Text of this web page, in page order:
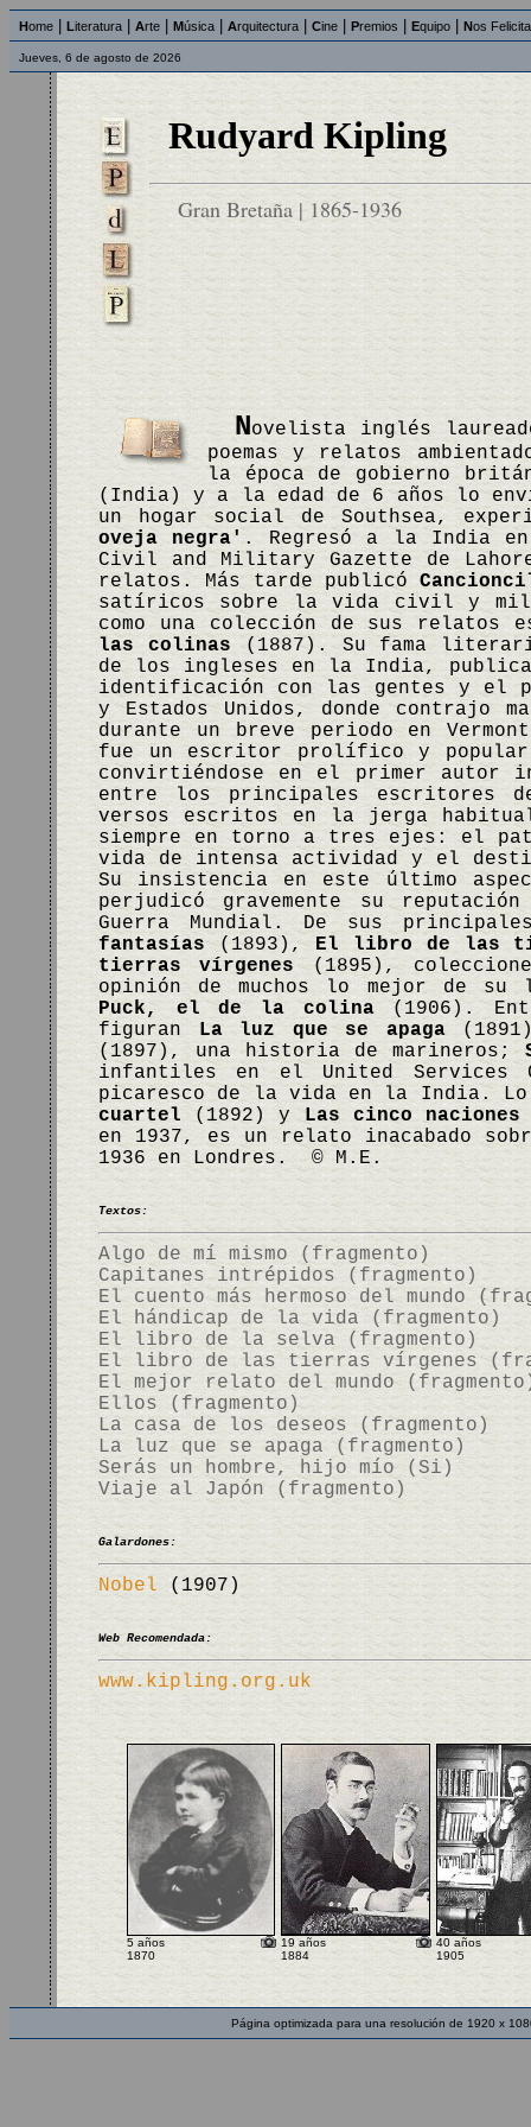
Home Literatura Arte Música Arquitectura Cine Premios Equipo Nos
Jueves, 6 de agosto de 2026
Rudyard Kipling
Gran Bretaña | 1865-1936
Novelista inglés
poemas y relatos
la época de gobierno
(India) y a la edad de 6 años lo
un hogar social de Southsea,
oveja negra'. Regresó a la India
Civil and Military Gazette de
relatos. Más tarde publicó
satíricos sobre la vida civil y
como una colección de sus
las colinas (1887). Su fama
de los ingleses en la India,
identificación con las gentes y el
y Estados Unidos, donde contrajo
durante un breve periodo en
fue un escritor prolífico y
convirtiéndose en el primer autor
entre los principales escritores
versos escritos en la jerga
siempre en torno a tres ejes: el
vida de intensa actividad y el
Su insistencia en este último
perjudicó gravemente su
Guerra Mundial. De sus
fantasías(1893), El libro de las
tierras vírgenes (1895),
opinión de muchos lo mejor de
Puck, el de la colina(1906).
figuranLa luz que se apaga
(1897), una historia de marineros;
infantiles en el United
picaresco de la vida en la India. Lo
cuartel (1892) yLas cinco naciones
en 1937, es un relato inacabado
1936 en Londres. © M.E.
Textos:
Algo de mí mismo (fragmento)
Capitanes intrépidos (fragmento)
El cuento más hermoso del mundo
El hándicap de la vida (fragmento)
El libro de la selva (fragmento)
El libro de las tierras vírgenes
El mejor relato del mundo
Ellos (fragmento)
La casa de los deseos (fragmento)
La luz que se apaga (fragmento)
Serás un hombre, hijo mío (Si)
Viaje al Japón (fragmento)
Galardones:
Nobel (1907)
Web Recomendada:
www.kipling.org.uk
5 años
1870
19 años
1884
40 años
1905
Página optimizada para una resolución de 1920 x